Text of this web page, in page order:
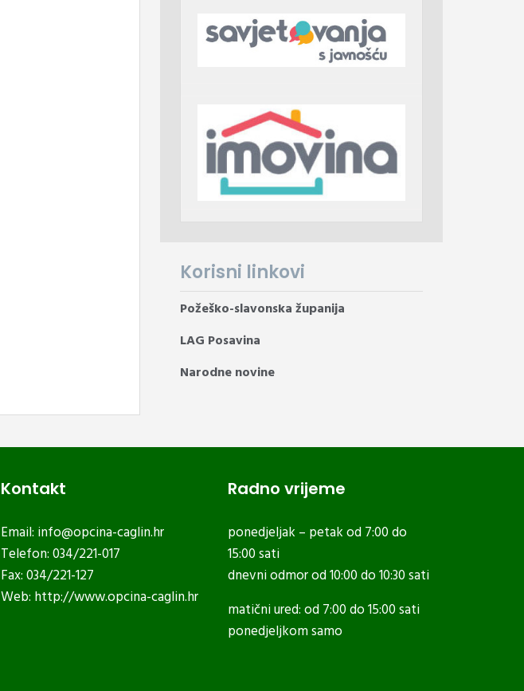
Korisni linkovi
Požeško-slavonska županija
LAG Posavina
Narodne novine
Kontakt
Email: info@opcina-caglin.hr
Telefon: 034/221-017
Fax: 034/221-127
Web: http://www.opcina-caglin.hr
Radno vrijeme
ponedjeljak – petak od 7:00 do
15:00 sati
dnevni odmor od 10:00 do 10:30 sati
matični ured: od 7:00 do 15:00 sati
ponedjeljkom samo